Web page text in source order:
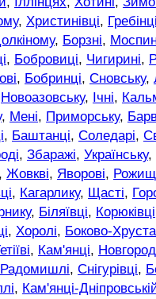
, Христинівці, Гребінці
, Борзні,
, Бобровиці, Чигирині,
, Бобринці, Сновську,
Новоазовську, Ічні,
, Мені, Приморську,
, Баштанці, Соледарі,
, Збаражі, Українську,
, Жовкві, Яворові,
, Кагарлику, Щасті,
, Біляївці, Корюківці
, Хоролі, Боково-
, Кам'янці,
Радомишлі, Снігурівці,
, Кам'янці-